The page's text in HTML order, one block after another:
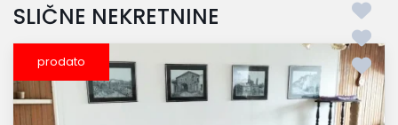
SLIČNE NEKRETNINE
prodato